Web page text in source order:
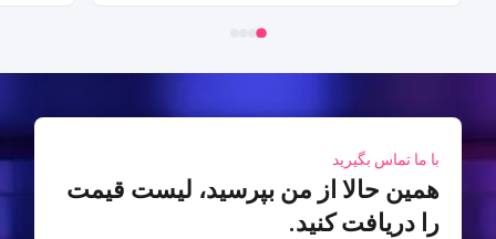
با ما تماس بگیرید
همین حالا از من بپرسید، لیست قیمت
را دریافت کنید.